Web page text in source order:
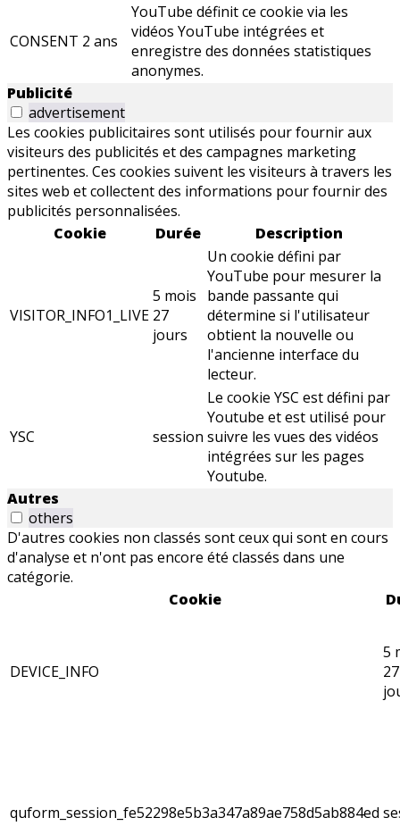
CONSENT 2 ans
YouTube définit ce cookie via les
vidéos YouTube intégrées et
enregistre des données statistiques
anonymes.
Publicité
advertisement
Les cookies publicitaires sont utilisés pour fournir aux
visiteurs des publicités et des campagnes marketing
pertinentes. Ces cookies suivent les visiteurs à travers les
sites web et collectent des informations pour fournir des
publicités personnalisées.
Cookie
Durée Description
VISITOR_INFO1_LIVE
5 mois
27
jours
Un cookie défini par
YouTube pour mesurer la
bande passante qui
détermine si l'utilisateur
obtient la nouvelle ou
l'ancienne interface du
lecteur.
YSC session
Le cookie YSC est défini par
Youtube et est utilisé pour
suivre les vues des vidéos
intégrées sur les pages
Youtube.
Autres
others
D'autres cookies non classés sont ceux qui sont en cours
d'analyse et n'ont pas encore été classés dans une
catégorie.
Cookie
DEVICE_INFO
5
27
quform_session_fe52298e5b3a347a89ae758d5ab884ed